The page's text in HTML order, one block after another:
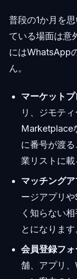
普段の1か月を
ている場面は意
にはWhatsApp
ん。
マーケット
リ、ジモテ
Marketplace
に番号が渡
業リストに載
マッチングア
ージアプリ
く知らない
とになります
会員登録フ
舗、アプリ